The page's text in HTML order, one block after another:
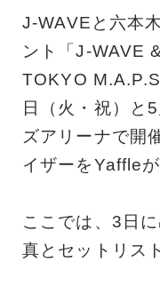
J-WAVEと六本
ント「J-WAVE
TOKYO
日（火・祝）と
ズアリーナで開
イザーをYaffleが
ここでは、3日
真とセットリス